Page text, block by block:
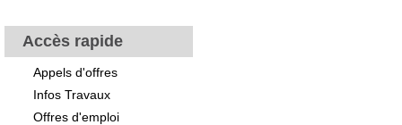
Accès rapide
Appels d'offres
Infos Travaux
Offres d'emploi